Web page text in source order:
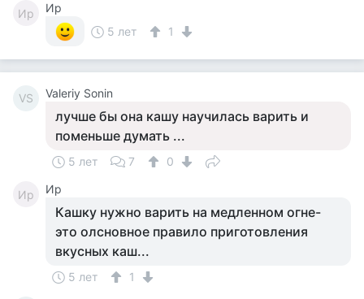
Ир
Ир
5 лет
1
VS Valeriy Sonin
лучше бы она кашу научилась варить и
поменьше думать ...
5 лет 7 0
Ир Ир
Кашку нужно варить на медленном огне-
это олсновное правило приготовления
вкусных каш...
5 лет
1